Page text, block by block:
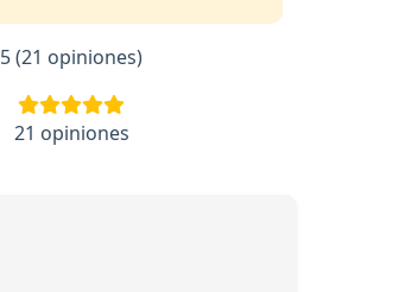
5 (21 opiniones)
21 opiniones